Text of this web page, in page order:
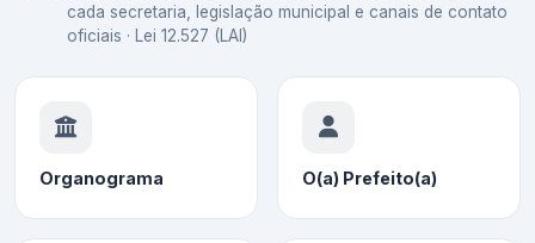
cada secretaria, legislação municipal e canais de contato
oficiais · Lei 12.527 (LAI)
Organograma O(a) Prefeito(a)